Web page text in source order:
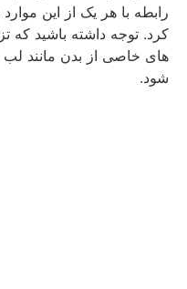
رابطه با هر یک از این موارد
کرد. توجه داشته باشید که
های خاصی از بدن مانند لب
شود.